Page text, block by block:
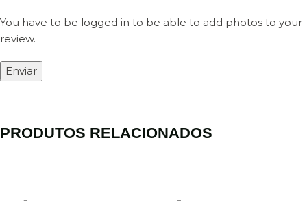
You have to be logged in to be able to add photos to your
review.
PRODUTOS RELACIONADOS